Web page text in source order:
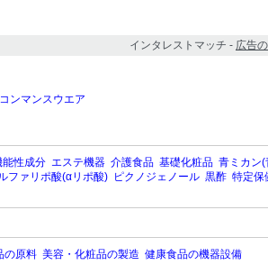
インタレストマッチ - 広告
ンマンスウエア
能性成分 エステ機器 介護食品 基礎化粧品 青ミカン
ファリポ酸(αリポ酸) ピクノジェノール 黒酢 特定保
の原料 美容・化粧品の製造 健康食品の機器設備